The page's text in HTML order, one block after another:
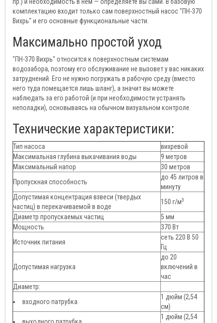
комплектацию входит только сам поверхностный насос "ПН-370
Вихрь" и его основные функциональные части.
Максимально простой уход
"ПН-370 Вихрь" относится к поверхностным системам
водозабора, поэтому его обслуживание не вызовет у вас никаких
затруднений. Его не нужно погружать в рабочую среду (вместо
него туда помещается лишь шланг), а значит вы можете
наблюдать за его работой (и при необходимости устранять
неполадки), основываясь на обычном визуальном контроле.
Технические характеристики:
Тип насоса
вихревой
Максимальная глубина выкачивания воды
9 метров
Максимальный напор
30 метров
Пропускная способность
до 45 литров в
минуту
Допустимая концентрация взвеси (твердых
частиц) в перекачиваемой в воде
150 г/м3
Диаметр пропускаемых частиц
5 мм
Мощность
370 Вт
Источник питания
сеть 220 В 50
Гц
Допустимая нагрузка
до 20
включений в
час
Диаметр:
входного патрубка
1 дюйм (2,54
см)
1 дюйм (2,54